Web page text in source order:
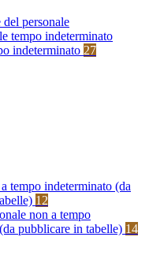
personale
tempo indeterminato
indeterminato 27
tempo indeterminato (da
12
non a tempo
pubblicare in tabelle) 14